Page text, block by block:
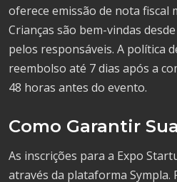
oferece emissão de nota fiscal
Crianças são bem-vindas
pelos responsáveis. A política
reembolso até 7 dias após a
48 horas antes do evento.
Como Garantir
As inscrições para a Expo
através da plataforma Sympla.